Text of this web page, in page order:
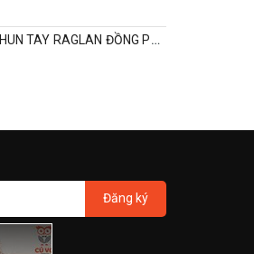
ÁO THUN TAY RAGLAN ĐỒNG PHỤC
Đăng ký